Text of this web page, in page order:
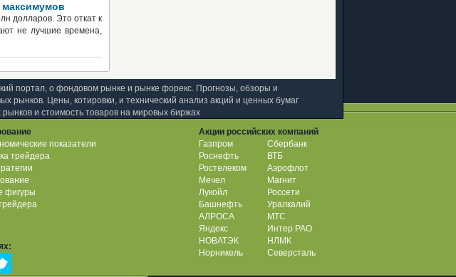
максимумов
долларов. Это откат к
не лучшие времена,
портал, о фондовом рынке и рынке форекс. Прогнозы, обзоры и
рынков. Цены, котировки, и технический анализ акций и ценных бумаг
и стоимость товаров на мировых биржах
показатели
трейдера
фигуры
Акции российских компаний
Газпром
Сбербанк
Роснефть
ВТБ
Ростелеком
Аэрофлот
Мечел
Магнит
Лукойл
Россети
Башнефть
Уралкалий
АЛРОСА
МТС
Яндекс
Интер РАО
НОВАТЭК
НЛМК
Норникель
Северсталь